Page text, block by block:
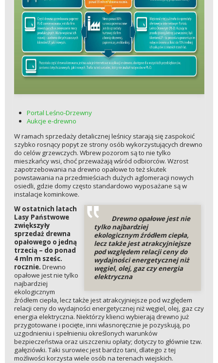
Portal Leśno-Drzewny
Aukcje e-drewno
W ramach sprzedaży detalicznej leśnicy starają się zaspokoić
szybko rosnący popyt ze strony osób wykorzystujących drewno
do celów grzewczych. Wbrew pozorom są to nie tylko
mieszkańcy wsi, choć przeważają wśród odbiorców. Wzrost
zapotrzebowania na drewno opałowe to też skutek
powstawania na przedmieściach dużych aglomeracji nowych
osiedli, gdzie domy często standardowo wyposażane są w
instalacje kominkowe.
Drewno opałowe jest nie
tylko najbardziej
ekologicznym źródłem ciepła,
lecz także jest atrakcyjniejsze
pod względem relacji ceny do
wydajności energetycznej niż
węgiel, olej, gaz czy energia
elektryczna
W ostatnich latach
Lasy Państwowe
zwiększyły
sprzedaż drewna
opałowego o jedną
trzecią – do ponad
4 mln m sześc.
rocznie. Drewno
opałowe jest nie tylko
najbardziej
ekologicznym
źródłem ciepła, lecz także jest atrakcyjniejsze pod względem
relacji ceny do wydajności energetycznej niż węgiel, olej, gaz czy
energia elektryczna. Niektórzy klienci wybierają drewno już
przygotowane i pocięte, inni własnoręcznie je pozyskują, po
uzgodnieniu i spełnieniu określonych warunków
bezpieczeństwa oraz uiszczeniu opłaty; dotyczy to głównie tzw.
gałęziówki. Taki surowiec jest bardzo tani, dlatego z tej
możliwości korzysta wiele osób na terenach wiejskich.